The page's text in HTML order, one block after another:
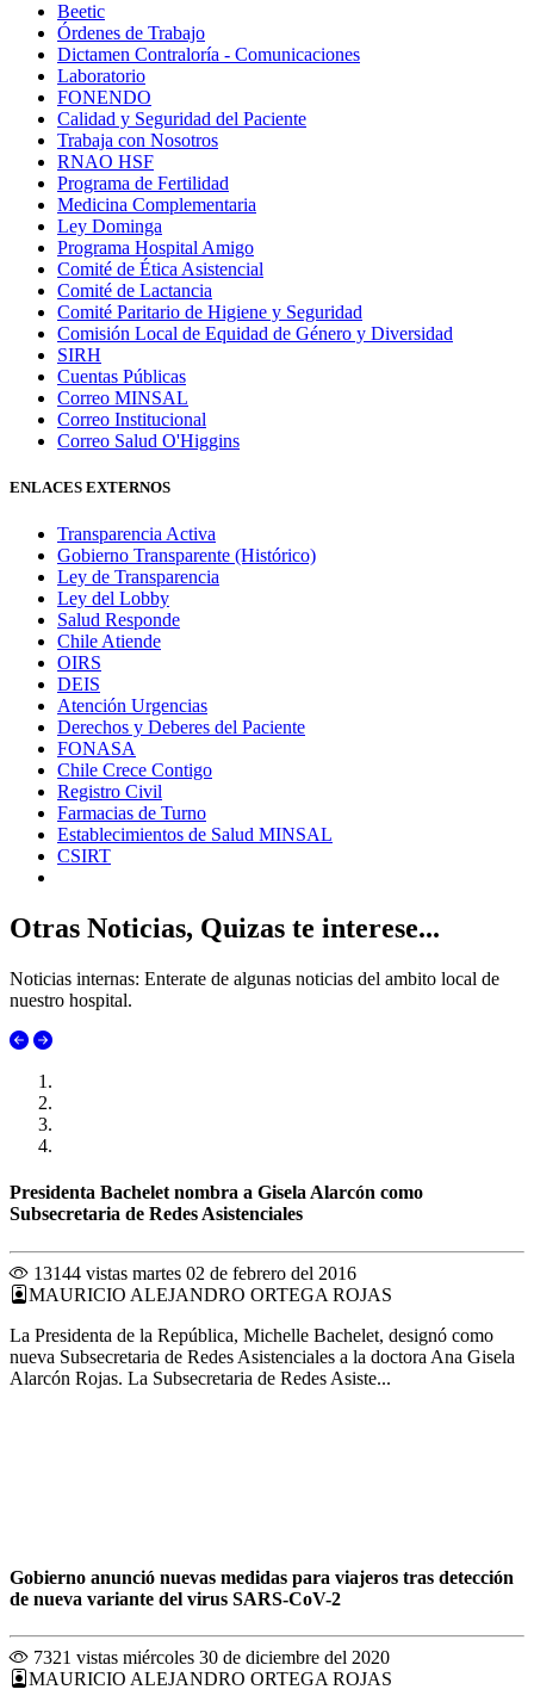
Beetic
Órdenes de Trabajo
Dictamen Contraloría - Comunicaciones
Laboratorio
FONENDO
Calidad y Seguridad del Paciente
Trabaja con Nosotros
RNAO HSF
Programa de Fertilidad
Medicina Complementaria
Ley Dominga
Programa Hospital Amigo
Comité de Ética Asistencial
Comité de Lactancia
Comité Paritario de Higiene y Seguridad
Comisión Local de Equidad de Género y Diversidad
SIRH
Cuentas Públicas
Correo MINSAL
Correo Institucional
Correo Salud O'Higgins
ENLACES EXTERNOS
Transparencia Activa
Gobierno Transparente (Histórico)
Ley de Transparencia
Ley del Lobby
Salud Responde
Chile Atiende
OIRS
DEIS
Atención Urgencias
Derechos y Deberes del Paciente
FONASA
Chile Crece Contigo
Registro Civil
Farmacias de Turno
Establecimientos de Salud MINSAL
CSIRT
Otras Noticias, Quizas te interese...
Noticias internas: Enterate de algunas noticias del ambito local de
nuestro hospital.
Presidenta Bachelet nombra a Gisela Alarcón como
Subsecretaria de Redes Asistenciales
13144 vistas martes 02 de febrero del 2016
MAURICIO ALEJANDRO ORTEGA ROJAS
La Presidenta de la República, Michelle Bachelet, designó como
nueva Subsecretaria de Redes Asistenciales a la doctora Ana Gisela
Alarcón Rojas. La Subsecretaria de Redes Asiste...
Gobierno anunció nuevas medidas para viajeros tras detección
de nueva variante del virus SARS-CoV-2
7321 vistas miércoles 30 de diciembre del 2020
MAURICIO ALEJANDRO ORTEGA ROJAS